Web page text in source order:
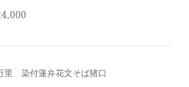
里 染付蓮弁花文そば猪口